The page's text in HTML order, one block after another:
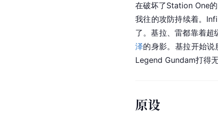
在破坏了Station One
我往的攻防持续着。
了。基拉、雷都靠着超
泽的身影。基拉开始
Legend Gundam打得
原设